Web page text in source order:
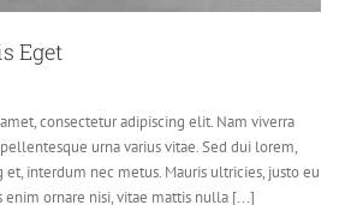
Eget
consectetur adipiscing elit. Nam viverra
urna varius vitae. Sed dui lorem,
et, interdum nec metus. Mauris ultricies, justo eu
ornare nisi, vitae mattis nulla [...]